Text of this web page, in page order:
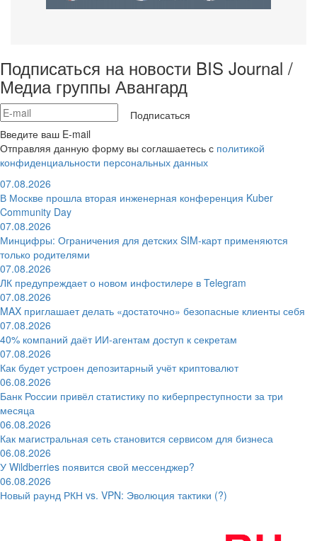
Подписаться на новости BIS Journal /
Медиа группы Авангард
Подписаться
Введите ваш E-mail
Отправляя данную форму вы соглашаетесь с политикой
конфиденциальности персональных данных
07.08.2026
В Москве прошла вторая инженерная конференция Kuber
Community Day
07.08.2026
Минцифры: Ограничения для детских SIM-карт применяются
только родителями
07.08.2026
ЛК предупреждает о новом инфостилере в Telegram
07.08.2026
MAX приглашает делать «достаточно» безопасные клиенты себя
07.08.2026
40% компаний даёт ИИ‑агентам доступ к секретам
07.08.2026
Как будет устроен депозитарный учёт криптовалют
06.08.2026
Банк России привёл статистику по киберпреступности за три
месяца
06.08.2026
Как магистральная сеть становится сервисом для бизнеса
06.08.2026
У Wildberries появится свой мессенджер?
06.08.2026
Новый раунд РКН vs. VPN: Эволюция тактики (?)